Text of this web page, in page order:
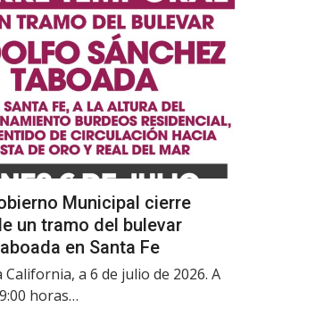
Municipal cierre
un tramo del bulevar
en Santa Fe
California, a 6 de julio de 2026. A
horas…